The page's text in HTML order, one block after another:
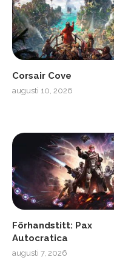
Corsair Cove
augusti 10, 2026
Förhandstitt: Pax
Autocratica
augusti 7, 2026